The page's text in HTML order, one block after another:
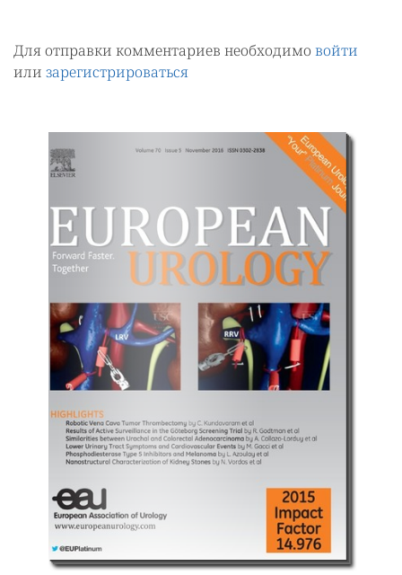
Для отправки комментариев необходимо войти
или зарегистрироваться